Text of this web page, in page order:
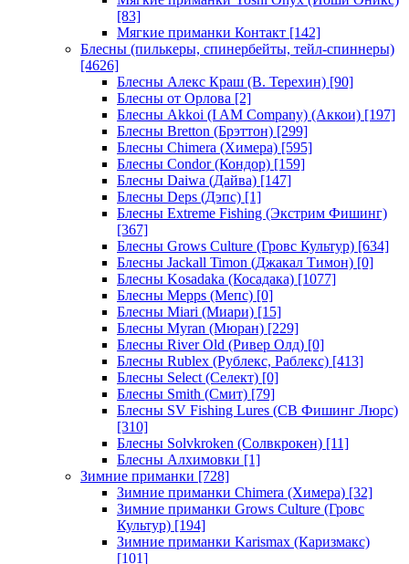
[83]
Мягкие приманки Контакт [142]
Блесны (пилькеры, спинербейты, тейл-спиннеры)
[4626]
Блесны Алекс Краш (В. Терехин) [90]
Блесны от Орлова [2]
Блесны Akkoi (I AM Company) (Аккои) [197]
Блесны Bretton (Брэттон) [299]
Блесны Chimera (Химера) [595]
Блесны Condor (Кондор) [159]
Блесны Daiwa (Дайва) [147]
Блесны Deps (Дэпс) [1]
Блесны Extreme Fishing (Экстрим Фишинг)
[367]
Блесны Grows Culture (Гровс Культур) [634]
Блесны Jackall Timon (Джакал Тимон) [0]
Блесны Kosadaka (Косадака) [1077]
Блесны Mepps (Мепс) [0]
Блесны Miari (Миари) [15]
Блесны Myran (Мюран) [229]
Блесны River Old (Ривер Олд) [0]
Блесны Rublex (Рублекс, Раблекс) [413]
Блесны Select (Селект) [0]
Блесны Smith (Смит) [79]
Блесны SV Fishing Lures (СВ Фишинг Люрс)
[310]
Блесны Solvkroken (Солвкрокен) [11]
Блесны Алхимовки [1]
Зимние приманки [728]
Зимние приманки Chimera (Химера) [32]
Зимние приманки Grows Culture (Гровс
Культур) [194]
Зимние приманки Karismax (Каризмакс)
[101]